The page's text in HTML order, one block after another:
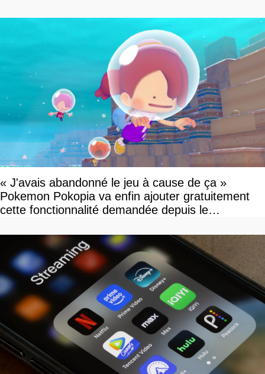
« J'avais abandonné le jeu à cause de ça »
Pokemon Pokopia va enfin ajouter gratuitement
cette fonctionnalité demandée depuis le